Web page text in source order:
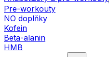
Pre-workouty
NO doplňky
Kofein
Beta-alanin
HMB